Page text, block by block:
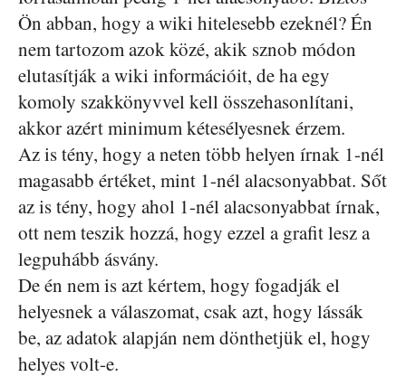
Ön abban, hogy a wiki hitelesebb ezeknél? Én
nem tartozom azok közé, akik sznob módon
elutasítják a wiki információit, de ha egy
komoly szakkönyvvel kell összehasonlítani,
akkor azért minimum kétesélyesnek érzem.
Az is tény, hogy a neten több helyen írnak 1-nél
magasabb értéket, mint 1-nél alacsonyabbat. Sőt
az is tény, hogy ahol 1-nél alacsonyabbat írnak,
ott nem teszik hozzá, hogy ezzel a grafit lesz a
legpuhább ásvány.
De én nem is azt kértem, hogy fogadják el
helyesnek a válaszomat, csak azt, hogy lássák
be, az adatok alapján nem dönthetjük el, hogy
helyes volt-e.